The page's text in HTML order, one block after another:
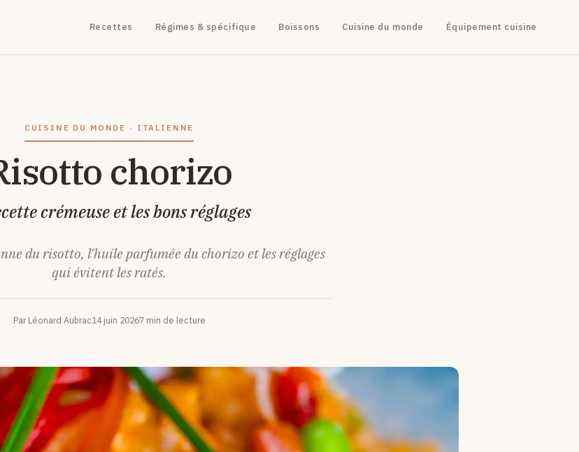
Recettes Régimes & spécifique Boissons Cuisine du monde Équipement cuisine
CUISINE DU MONDE · ITALIENNE
Risotto chorizo
crémeuse et les bons réglages
du risotto, l’huile parfumée du chorizo et les réglages
qui évitent les ratés.
Par Léonard Aubrac14 juin 20267 min de lecture